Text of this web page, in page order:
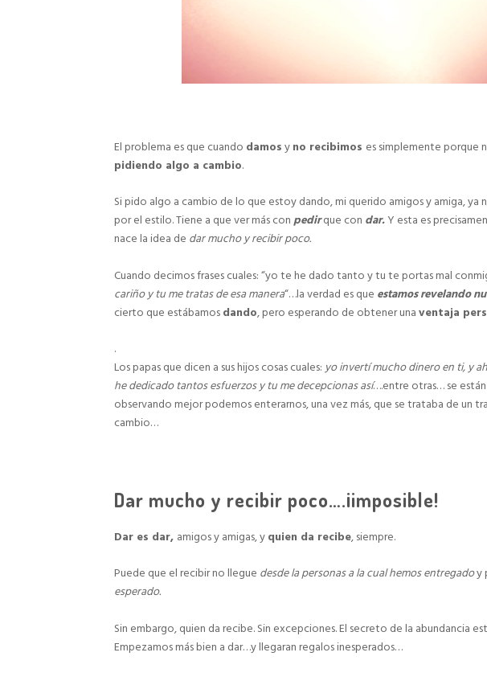
El problema es que cuando damosyno recibimos es simplemente porque
pidiendo algo a cambio.
Si pido algo a cambio de lo que estoy dando, mi querido amigos y amiga, ya
por el estilo. Tiene a que ver más conpedirque con dar.Y esta es
nace la idea de dar mucho y recibir poco.
Cuando decimos frases cuales: “yo te he dado tanto y tu te portas mal
cariño y tu me tratas de esa manera“…la verdad es que estamos revelando
cierto que estábamosdando, pero esperando de obtener unaventaja
.
Los papas que dicen a sus hijos cosas cuales:yo invertí mucho dinero en ti, y
he dedicado tantos esfuerzos y tu me decepcionas así….entre otras… se
observando mejor podemos enterarnos, una vez más, que se trataba de un
cambio…
Dar mucho y recibir poco….¡imposible!
Dar es dar, amigos y amigas, yquien da recibe, siempre.
Puede que el recibir no llegue desde la personas a la cual hemos entregadoy
esperado.
Sin embargo, quien da recibe. Sin excepciones. El secreto de la abundancia
Empezamos más bien a dar…y llegaran regalos inesperados…